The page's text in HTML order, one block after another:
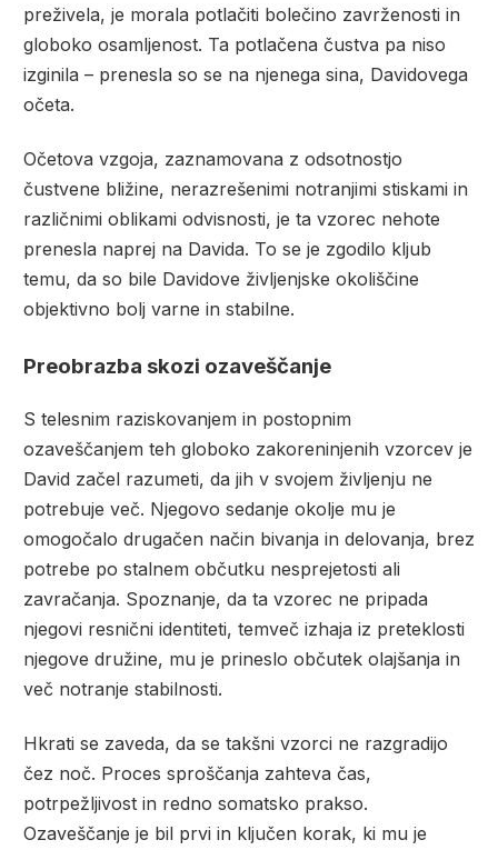
preživela, je morala potlačiti bolečino zavrženosti in
globoko osamljenost. Ta potlačena čustva pa niso
izginila – prenesla so se na njenega sina, Davidovega
očeta.
Očetova vzgoja, zaznamovana z odsotnostjo
čustvene bližine, nerazrešenimi notranjimi stiskami in
različnimi oblikami odvisnosti, je ta vzorec nehote
prenesla naprej na Davida. To se je zgodilo kljub
temu, da so bile Davidove življenjske okoliščine
objektivno bolj varne in stabilne.
Preobrazba skozi ozaveščanje
S telesnim raziskovanjem in postopnim
ozaveščanjem teh globoko zakoreninjenih vzorcev je
David začel razumeti, da jih v svojem življenju ne
potrebuje več. Njegovo sedanje okolje mu je
omogočalo drugačen način bivanja in delovanja, brez
potrebe po stalnem občutku nesprejetosti ali
zavračanja. Spoznanje, da ta vzorec ne pripada
njegovi resnični identiteti, temveč izhaja iz preteklosti
njegove družine, mu je prineslo občutek olajšanja in
več notranje stabilnosti.
Hkrati se zaveda, da se takšni vzorci ne razgradijo
čez noč. Proces sproščanja zahteva čas,
potrpežljivost in redno somatsko prakso.
Ozaveščanje je bil prvi in ključen korak, ki mu je